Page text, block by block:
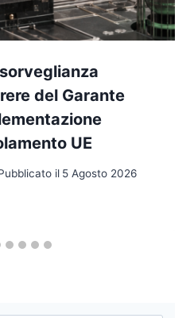
del Garante
UE
il 5 Agosto 2026